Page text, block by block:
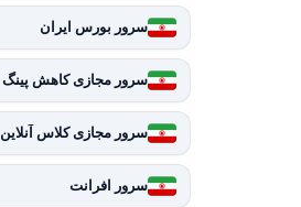
سرور بورس ایران
سرور مجازی کاهش پینگ
سرور مجازی کلاس آنلاین
سرور افرانت